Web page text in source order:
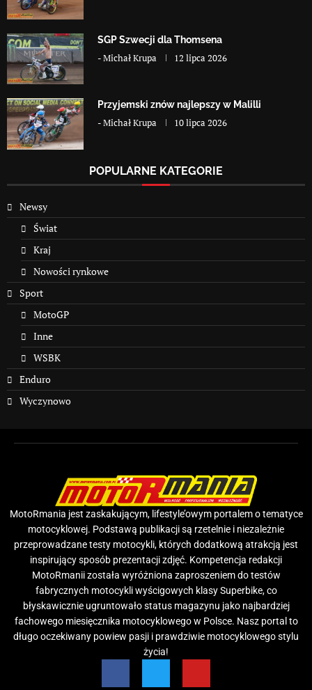
SGP Szwecji dla Thomsena
-Michał Krupa 12 lipca 2026
Przyjemski znów najlepszy w Malilli
-Michał Krupa 10 lipca 2026
POPULARNE KATEGORIE
Newsy
Świat
Kraj
Nowości rynkowe
Sport
MotoGP
Inne
WSBK
Enduro
Wyczynowo
MotoRmania jest zaskakującym, lifestyle’owym portalem o tematyce
motocyklowej. Podstawą publikacji są rzetelnie i niezależnie
przeprowadzane testy motocykli, których dodatkową atrakcją jest
inspirujący sposób prezentacji zdjęć. Kompetencja redakcji
MotoRmanii została wyróżniona zaproszeniem do testów
fabrycznych motocykli wyścigowych klasy Superbike, co
błyskawicznie ugruntowało status magazynu jako najbardziej
fachowego miesięcznika motocyklowego w Polsce. Nasz portal to
długo oczekiwany powiew pasji i prawdziwie motocyklowego stylu
życia!